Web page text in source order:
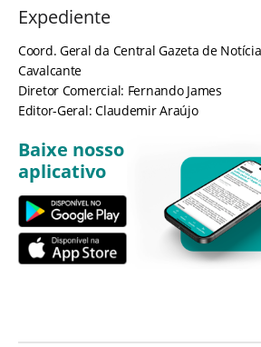
Expediente
Coord. Geral da Central Gazeta de
Cavalcante
Diretor Comercial: Fernando James
Editor-Geral: Claudemir Araújo
Baixe nosso
aplicativo